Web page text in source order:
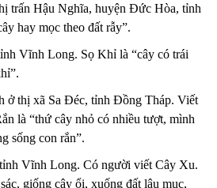
trấn Hậu Nghĩa, huyện Đức Hòa, tỉnh
hay mọc theo đất rẫy”.
Vĩnh Long. Sọ Khỉ là “cây có trái
ở thị xã Sa Đéc, tỉnh Đồng Tháp. Viết
là “thứ cây nhỏ có nhiều tượt, mình
sống con rắn”.
Vĩnh Long. Có người viết Cây Xu.
giống cây ổi, xuống đất lâu mục,